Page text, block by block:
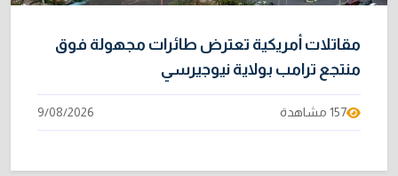
مقاتلات أمريكية تعترض طائرات مجهولة فوق
منتجع ترامب بولاية نيوجيرسي
157 مشاهدة 9/08/2026